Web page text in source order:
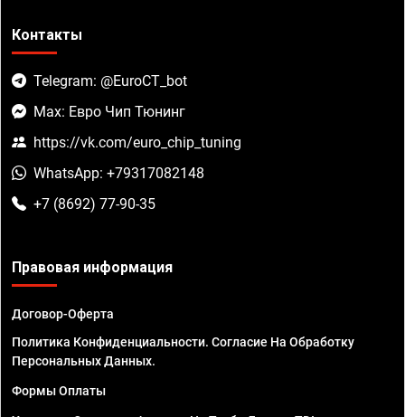
Контакты
Telegram: @EuroCT_bot
Max: Евро Чип Тюнинг
https://vk.com/euro_chip_tuning
WhatsApp: +79317082148
+7 (8692) 77-90-35
Правовая информация
Договор-Оферта
Политика Конфиденциальности. Согласие На Обработку
Персональных Данных.
Формы Оплаты